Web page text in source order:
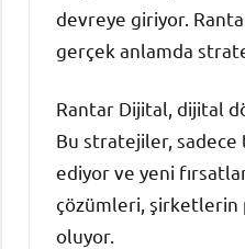
devreye giriyor.
gerçek anlamda
Rantar Dijital, dijital
Bu stratejiler, sadece
ediyor ve yeni
çözümleri, şirketlerin
oluyor.